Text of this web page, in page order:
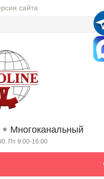
сайта
Многоканальный
Пт 9:00-16:00